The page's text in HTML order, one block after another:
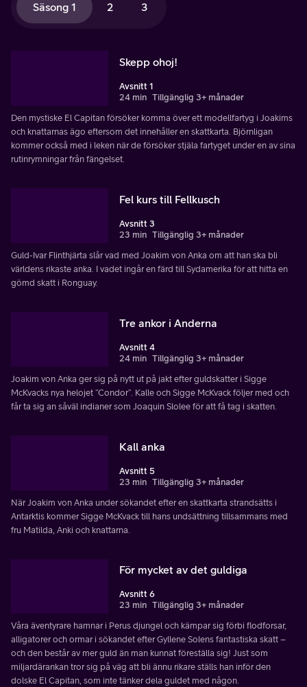
Säsong 1 2 3
Skepp ohoj!
Avsnitt 1
24 min Tillgänglig 3+ månader
Den mystiske El Capitan försöker komma över ett modellfartyg i Joakims
och knattarnas ägo eftersom det innehåller en skattkarta. Björnligan
kommer också med i leken när de försöker stjäla fartyget under en av sina
rutinrymningar från fängelset.
Fel kurs till Fellkusch
Avsnitt 3
23 min Tillgänglig 3+ månader
Guld-Ivar Flinthjärta slår vad med Joakim von Anka om att han ska bli
världens rikaste anka. I vadet ingår en färd till Sydamerika för att hitta en
gömd skatt i Ronguay.
Tre ankor i Anderna
Avsnitt 4
24 min Tillgänglig 3+ månader
Joakim von Anka ger sig på nytt ut på jakt efter guldskatter i Sigge
McKvacks nya helojet ”Condor”. Kalle och Sigge McKvack följer med och
får ta sig an såväl indianer som Joaquin Slolee för att få tag i skatten.
Kall anka
Avsnitt 5
23 min Tillgänglig 3+ månader
När Joakim von Anka under sökandet efter en skattkarta strandsätts i
Antarktis kommer Sigge McKvack till hans undsättning tillsammans med
fru Matilda, Anki och knattarna.
För mycket av det guldiga
Avsnitt 6
23 min Tillgänglig 3+ månader
Våra äventyrare hamnar i Perus djungel och kämpar sig förbi flodforsar,
alligatorer och ormar i sökandet efter Gyllene Solens fantastiska skatt –
och den består av mer guld än man kunnat föreställa sig! Just som
miljardärankan tror sig på väg att bli ännu rikare ställs han inför den
dolske El Capitan, som inte tänker dela guldet med någon.